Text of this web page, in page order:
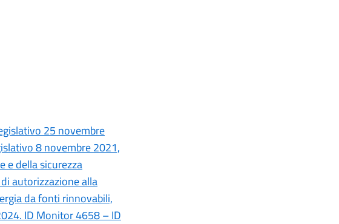
25 novembre
8 novembre 2021,
e della sicurezza
autorizzazione alla
da fonti rinnovabili,
ID Monitor 4658 – ID